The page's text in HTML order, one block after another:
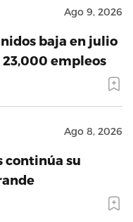
Ago 9, 2026
baja en julio
23,000 empleos
Ago 8, 2026
continúa su